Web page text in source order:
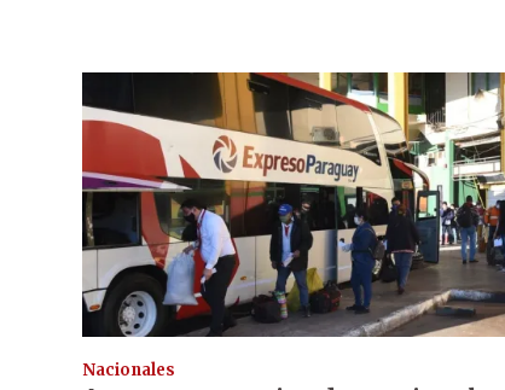
Nacionales